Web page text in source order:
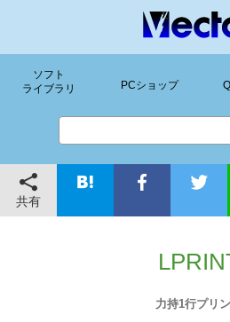
ソフト
ライブラリ
PCショップ
共有
力持1行プリ